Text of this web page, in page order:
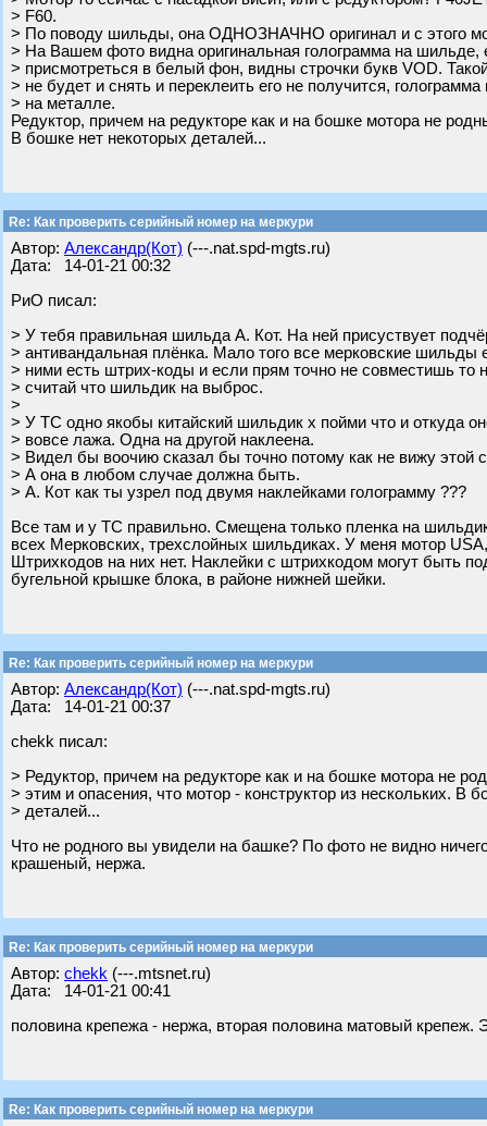
> F60.
> По поводу шильды, она ОДНОЗНАЧНО оригинал и с этого
> На Вашем фото видна оригинальная голограмма на шильде,
> присмотреться в белый фон, видны строчки букв VOD.
> не будет и снять и переклеить его не получится, голограмма
> на металле.
Редуктор, причем на редукторе как и на бошке мотора не
В бошке нет некоторых деталей...
Re: Как проверить серийный номер на меркури
Автор: Александр(Кот) (---.nat.spd-mgts.ru)
Дата: 14-01-21 00:32
РиО писал:
> У тебя правильная шильда А. Кот. На ней присуствует
> антивандальная плёнка. Мало того все мерковские шильды
> ними есть штрих-коды и если прям точно не совместишь то
> считай что шильдик на выброс.
>
> У ТС одно якобы китайский шильдик х пойми что и откуда
> вовсе лажа. Одна на другой наклеена.
> Видел бы воочию сказал бы точно потому как не вижу этой
> А она в любом случае должна быть.
> А. Кот как ты узрел под двумя наклейками голограмму ???
Все там и у ТС правильно. Смещена только пленка на
всех Мерковских, трехслойных шильдиках. У меня мотор
Штрихкодов на них нет. Наклейки с штрихкодом могут быть
бугельной крышке блока, в районе нижней шейки.
Re: Как проверить серийный номер на меркури
Автор: Александр(Кот) (---.nat.spd-mgts.ru)
Дата: 14-01-21 00:37
chekk писал:
> Редуктор, причем на редукторе как и на бошке мотора не
> этим и опасения, что мотор - конструктор из нескольких. В
> деталей...
Что не родного вы увидели на башке? По фото не видно
крашеный, нержа.
Re: Как проверить серийный номер на меркури
Автор: chekk (---.mtsnet.ru)
Дата: 14-01-21 00:41
половина крепежа - нержа, вторая половина матовый
Re: Как проверить серийный номер на меркури